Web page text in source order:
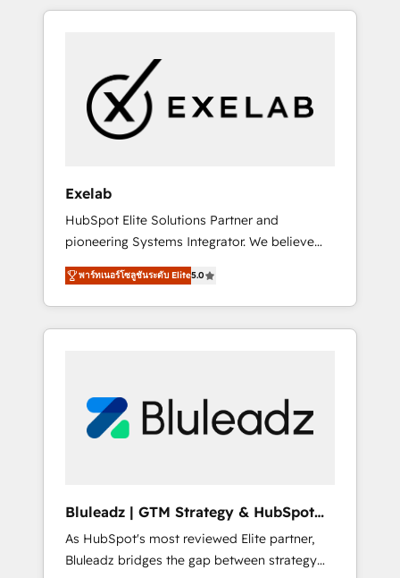
engine it’s meant to be.
experience in CRM implementation,
growing mid-market and enterprise
organizations, our team combines strong
technical execution with real business
perspective. Many of our consultants have
operators need as their systems, data, and
processes evolve. Since 2014, we’ve
supported 1,400+ clients across a wide range
of industries, including healthcare, software,
B2B services, manufacturing, financial
services and more. Whether clients are new
to HubSpot or expanding into more
long-term value and a consistently strong
client experience.
Exelab
HubSpot Elite Solutions Partner and
pioneering Systems Integrator. We believe
technology should serve business strategy,
not the other way around. Every engagement
begins with clear objectives, customer
journey mapping, and measurable KPIs. Only
Connectors, workflows, and data
architectures that make HubSpot the
HubSpot beyond standard configurations. -
AI-FIRST- AI across customer-facing
operations to accelerate decisions,
พาร์ทเนอร์โซลูชันระดับ Elite5.0
Bluleadz | GTM Strategy & HubSpot
Implementation
As HubSpot's most reviewed Elite partner,
Bluleadz bridges the gap between strategy